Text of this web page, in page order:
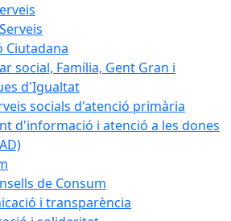
Ciutadana
social, Família, Gent Gran i
d'Igualtat
socials d'atenció primària
d'informació i atenció a les dones
de Consum
i transparència